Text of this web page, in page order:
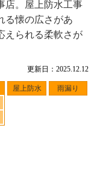
更新日：2025.12.12
屋上防水 雨漏り
店。屋上防水工事
る懐の広さがあ
えられる柔軟さが